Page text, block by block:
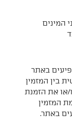
המינים
באתר
בין המזמין
או את הזמנת
המזמין
באתר.